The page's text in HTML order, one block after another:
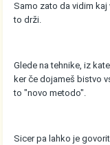
Samo zato da vidim
to drži.
Glede na tehnike, iz
ker če dojameš bistvo
to "novo metodo".
Sicer pa lahko je